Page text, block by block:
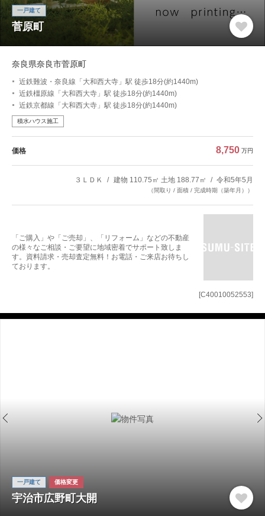
[C40010052553]
一戸建て
菅原町
奈良県奈良市菅原町
近鉄難波・奈良線「大和西大寺」駅 徒歩18分(約1440m)
近鉄橿原線「大和西大寺」駅 徒歩18分(約1440m)
近鉄京都線「大和西大寺」駅 徒歩18分(約1440m)
積水ハウス施工
価格 8,750 万円
３ＬＤＫ 建物 110.75㎡ 土地 188.77㎡ 令和5年5月
（間取り / 面積 / 完成時期（築年月））
「ご購入」や「ご売却」、「リフォーム」などの不動産
の様々なご相談・ご要望に地域密着でサポート致しま
す。資料請求・売却査定無料！お電話・ご来店お待ちし
ております。
一戸建て 価格変更
宇治市広野町大開